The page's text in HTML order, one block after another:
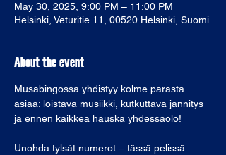
May 30, 2025, 9:00 PM – 11:00 PM
Helsinki, Veturitie 11, 00520 Helsinki, Suomi
About the event
Musabingossa yhdistyy kolme parasta
asiaa: loistava musiikki, kutkuttava jännitys
ja ennen kaikkea hauska yhdessäolo!
Unohda tylsät numerot – tässä pelissä